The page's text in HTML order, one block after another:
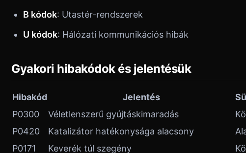
B kódok: Utastér-rendszerek
U kódok: Hálózati kommunikációs hibák
Gyakori hibakódok és jelentésük
Hibakód Jelentés
P0300
Véletlenszerű gyújtáskimaradás
P0420
Katalizátor hatékonysága alacsony
P0171
Keverék túl szegény